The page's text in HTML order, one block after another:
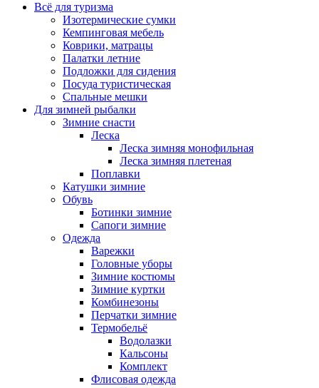
Всё для туризма
Изотермические сумки
Кемпинговая мебель
Коврики, матрацы
Палатки летние
Подложки для сидения
Посуда туристическая
Спальные мешки
Для зимней рыбалки
Зимние снасти
Леска
Леска зимняя монофильная
Леска зимняя плетеная
Поплавки
Катушки зимние
Обувь
Ботинки зимние
Сапоги зимние
Одежда
Варежки
Головные уборы
Зимние костюмы
Зимние куртки
Комбинезоны
Перчатки зимние
Термобельё
Водолазки
Кальсоны
Комплект
Флисовая одежда